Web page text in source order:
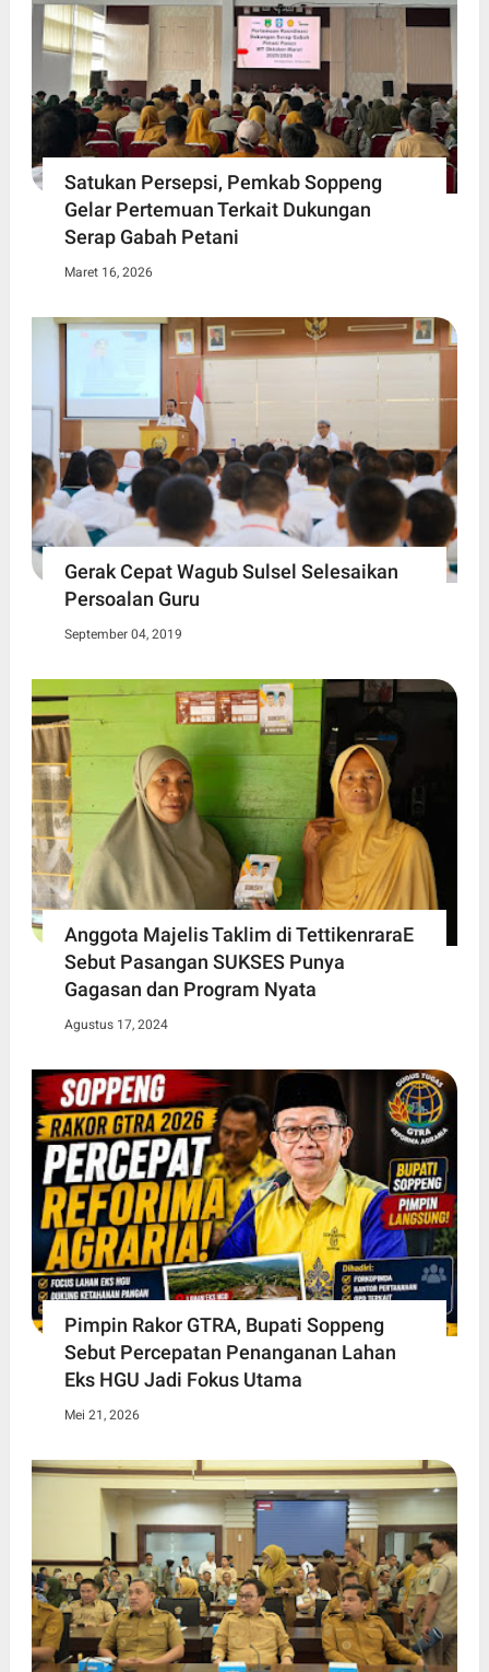
Satukan Persepsi, Pemkab Soppeng
Gelar Pertemuan Terkait Dukungan
Serap Gabah Petani
Maret 16, 2026
Gerak Cepat Wagub Sulsel Selesaikan
Persoalan Guru
September 04, 2019
Anggota Majelis Taklim di TettikenraraE
Sebut Pasangan SUKSES Punya
Gagasan dan Program Nyata
Agustus 17, 2024
Pimpin Rakor GTRA, Bupati Soppeng
Sebut Percepatan Penanganan Lahan
Eks HGU Jadi Fokus Utama
Mei 21, 2026